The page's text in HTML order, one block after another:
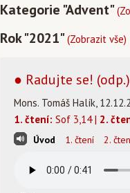
Kategorie "Advent"
Rok "2021"(Zobrazit vše)
● Radujte se! (odp.)
Mons. Tomáš Halík,
1. čtení: Sof 3,14 | 2.
Úvod 1. čtení 2.